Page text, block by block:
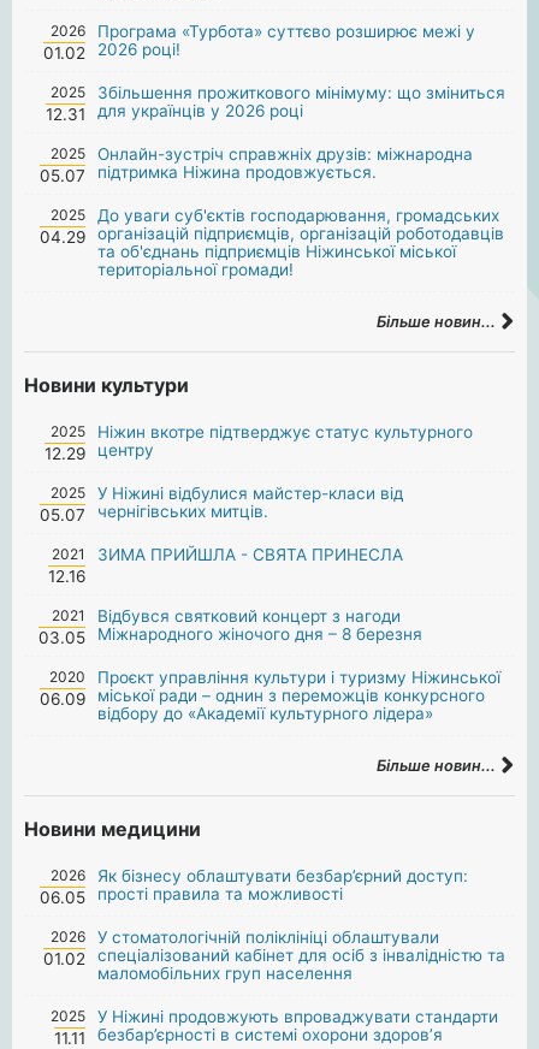
2026
01.02
Програма «Турбота» суттєво розширює межі у
2026 році!
2025
12.31
Збільшення прожиткового мінімуму: що зміниться
для українців у 2026 році
2025
05.07
Онлайн-зустріч справжніх друзів: міжнародна
підтримка Ніжина продовжується.
2025
04.29
До уваги суб'єктів господарювання, громадських
організацій підприємців, організацій роботодавців
та об'єднань підприємців Ніжинської міської
територіальної громади!
Більше новин...
Новини культури
2025
12.29
Ніжин вкотре підтверджує статус культурного
центру
2025
05.07
У Ніжині відбулися майстер-класи від
чернігівських митців.
2021
12.16
ЗИМА ПРИЙШЛА - СВЯТА ПРИНЕСЛА
2021
03.05
Відбувся святковий концерт з нагоди
Міжнародного жіночого дня – 8 березня
2020
06.09
Проєкт управління культури і туризму Ніжинської
міської ради – однин з переможців конкурсного
відбору до «Академії культурного лідера»
Більше новин...
Новини медицини
2026
06.05
Як бізнесу облаштувати безбар’єрний доступ:
прості правила та можливості
2026
01.02
У стоматологічній поліклініці облаштували
спеціалізований кабінет для осіб з інвалідністю та
маломобільних груп населення
2025
11.11
У Ніжині продовжують впроваджувати стандарти
безбар’єрності в системі охорони здоров’я